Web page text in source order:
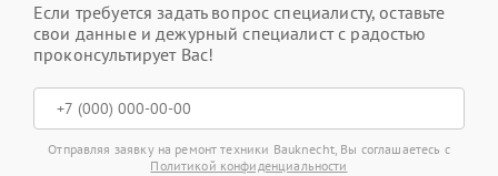
Если требуется задать вопрос специалисту, оставьте
свои данные и дежурный специалист с радостью
проконсультирует Вас!
Отправляя заявку на ремонт техники Bauknecht, Вы соглашаетесь с
Политикой конфиденциальности